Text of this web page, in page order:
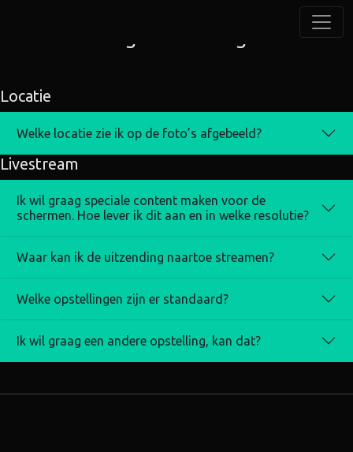
Locatie
Welke locatie zie ik op de foto’s afgebeeld?
Livestream
Ik wil graag speciale content maken voor de
schermen. Hoe lever ik dit aan en in welke resolutie?
Waar kan ik de uitzending naartoe streamen?
Welke opstellingen zijn er standaard?
Ik wil graag een andere opstelling, kan dat?